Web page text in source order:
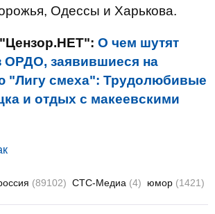
Одессы и Харькова.
О чем шутят
ОРДО, заявившиеся на
"Лигу смеха": Трудолюбивые
и отдых с макеевскими
(89102) СТС-Медиа (4) юмор (1421)